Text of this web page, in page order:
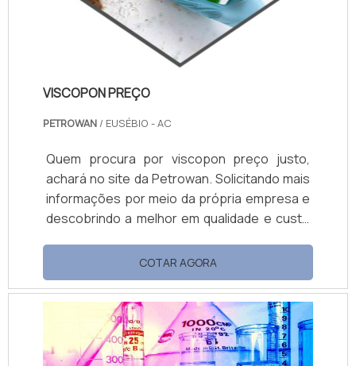
VISCOPON PREÇO
PETROWAN / EUSÉBIO - AC
Quem procura por viscopon preço justo,
achará no site da Petrowan. Solicitando mais
informações por meio da própria empresa e
descobrindo a melhor em qualidade e custo
preço acessível, com a Petrowan o cliente
encontrará ótima qualidade com soluções de
distribuição de produtos químicos. MAIS
DETALHES SOBRE VISCOPON PREÇO A
Petrowan objetiva sua energia em
proporcionar uma estrutura com escritório
COTAR AGORA